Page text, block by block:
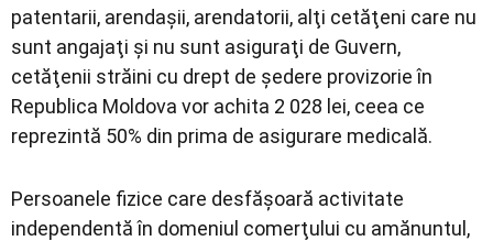
patentarii, arendaşii, arendatorii, alţi cetăţeni care nu
sunt angajaţi şi nu sunt asiguraţi de Guvern,
cetăţenii străini cu drept de şedere provizorie în
Republica Moldova vor achita 2 028 lei, ceea ce
reprezintă 50% din prima de asigurare medicală.
Persoanele fizice care desfăşoară activitate
independentă în domeniul comerţului cu amănuntul,